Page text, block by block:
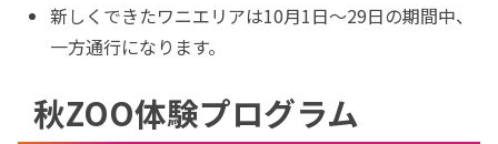
新しくできたワニエリアは10月1日〜29日の期間中、
一方通行になります。
秋ZOO体験プログラム